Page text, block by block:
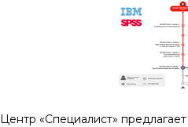
Центр «Специалист»